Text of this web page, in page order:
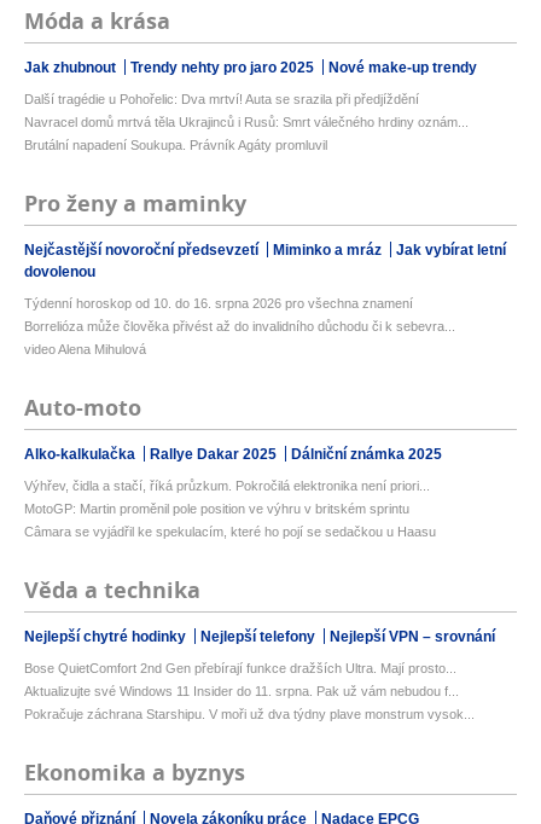
Móda a krása
Jak zhubnout Trendy nehty pro jaro 2025 Nové make-up trendy
Další tragédie u Pohořelic: Dva mrtví! Auta se srazila při předjíždění
Navracel domů mrtvá těla Ukrajinců i Rusů: Smrt válečného hrdiny oznám...
Brutální napadení Soukupa. Právník Agáty promluvil
Pro ženy a maminky
Nejčastější novoroční předsevzetí Miminko a mráz
Jak vybírat letní
dovolenou
Týdenní horoskop od 10. do 16. srpna 2026 pro všechna znamení
Borrelióza může člověka přivést až do invalidního důchodu či k sebevra...
video Alena Mihulová
Auto-moto
Alko-kalkulačka Rallye Dakar 2025 Dálniční známka 2025
Výhřev, čidla a stačí, říká průzkum. Pokročilá elektronika není priori...
MotoGP: Martin proměnil pole position ve výhru v britském sprintu
Câmara se vyjádřil ke spekulacím, které ho pojí se sedačkou u Haasu
Věda a technika
Nejlepší chytré hodinky Nejlepší telefony Nejlepší VPN – srovnání
Bose QuietComfort 2nd Gen přebírají funkce dražších Ultra. Mají prosto...
Aktualizujte své Windows 11 Insider do 11. srpna. Pak už vám nebudou f...
Pokračuje záchrana Starshipu. V moři už dva týdny plave monstrum vysok...
Ekonomika a byznys
Daňové přiznání Novela zákoníku práce Nadace EPCG